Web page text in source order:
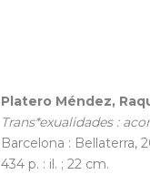
Platero Méndez,
Trans*exualidades :
Barcelona : Bellaterra,
434 p. : il. ; 22 cm.